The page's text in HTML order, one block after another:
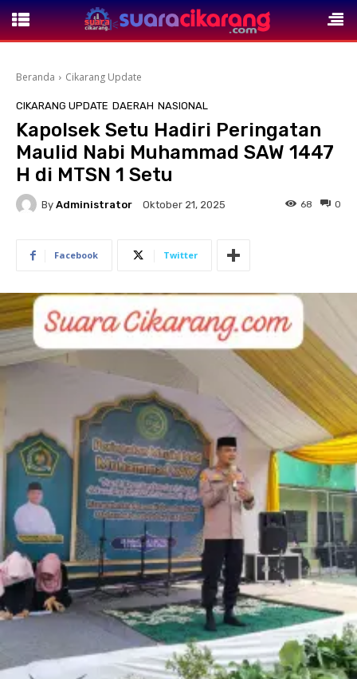
Beranda Cikarang Update
CIKARANG UPDATE DAERAH NASIONAL
Kapolsek Setu Hadiri Peringatan
Maulid Nabi Muhammad SAW 1447
H di MTSN 1 Setu
By Administrator Oktober 21, 2025 0
68
Facebook Twitter